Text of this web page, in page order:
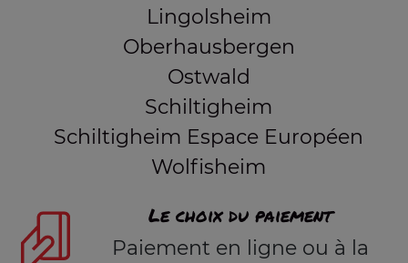
Lingolsheim
Oberhausbergen
Ostwald
Schiltigheim
Schiltigheim Espace Européen
Wolfisheim
Le choix du paiement
Paiement en ligne ou à la